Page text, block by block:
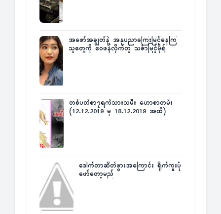
အဖော်အချွတ်နဲ့ အနုပညာကြေးမြင့်နေကြ
သူတွေကို ဝေဖန်လိုက်တဲ့ သင်္ဇာမြင့်မိုရ်
တစ်ပတ်စာ၇ရက်သားသမီး ဟောစာတမ်း
(12.12.2019 မှ 18.12.2019 အထိ)
ဒေါက်တာဆိတ်ဖွားအကြောင်း ရိုက်ကူးပုံ
ဖော်တော့မည်